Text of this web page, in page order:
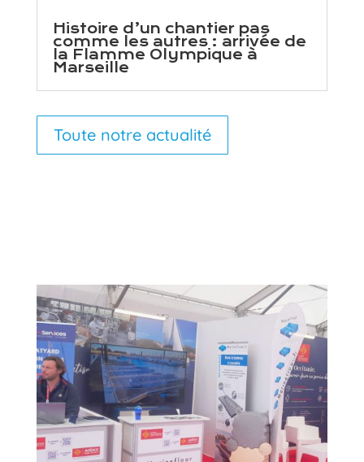
Histoire d’un chantier pas
comme les autres : arrivée de
la Flamme Olympique à
Marseille
Toute notre actualité